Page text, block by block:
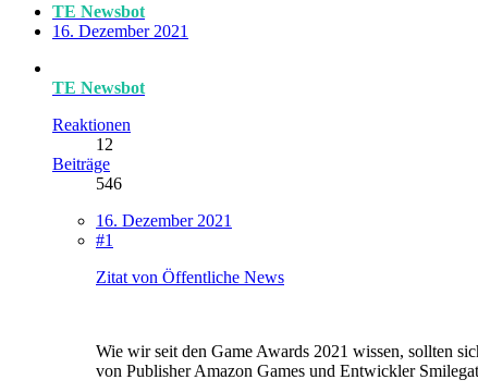
TE Newsbot
16. Dezember 2021
TE Newsbot
Reaktionen
12
Beiträge
546
16. Dezember 2021
#1
Zitat von Öffentliche News
Wie wir seit den Game Awards 2021 wissen, sollten
von Publisher Amazon Games und Entwickler